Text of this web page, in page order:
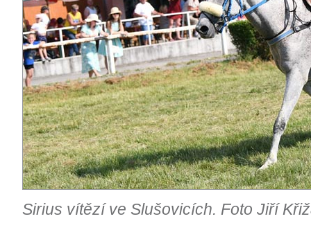
Sirius vítězí ve Slušovicích. Foto Jiří